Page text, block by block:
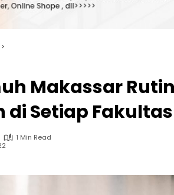
Makassar
di Setiap Fakultas
1 Min Read